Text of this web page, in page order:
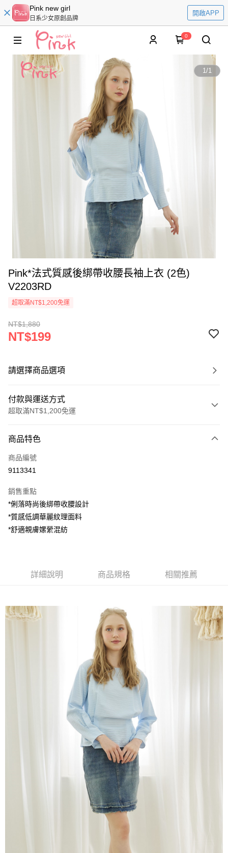
Pink new girl
日系少女原創品牌
開啟APP
0
1/1
Pink*法式質感後綁帶收腰長袖上衣 (2色)
V2203RD
超取滿NT$1,200免運
NT$1,880
NT$199
請選擇商品選項
付款與運送方式
超取滿NT$1,200免運
信用卡一次付款
超商取貨付款
Apple Pay
街口支付
相關說明
１．簡單：不需註冊會員、不需綁卡、不需儲值。
２．便利：只要手機號碼，簡訊認證，即可結帳。
３．安心：先確認商品／服務後，再付款。
【「AFTEE先享後付」結帳流程】
１．於結帳方式選擇「AFTEE先享後付」後，將跳轉至「AFTEE先享後付」
結帳頁面，進行簡訊認證並確認金額後，即可完成結帳。
２．訂單成立數日內，您將收到繳費通知簡訊。
３．收到繳費通知簡訊後14天內，點擊此簡訊中的連結，可透過四大超商／
ATM／網路銀行／等多元方式進行付款，方視為交易完成。
※ 請注意：結帳手續完成當下不需立刻繳費，但若您需要取消訂單，請聯絡
購買商品的店家。未經商家同意取消之訂單仍視為有效，需透過AFTEE先享
後付繳納相關費用。
※ 交易是否成功請以「AFTEE先享後付 」之結帳頁面顯示為準，若有關於
是否繳費成功／繳費後需取消欲退款等相關疑問，請聯繫「AFTEE先享後付
https://netprotections.freshdesk.com/support/home
１．透過由恩沛科技股份有限公司提供之「AFTEE先享後付」服務完成之交
易，需依本服務之必要範圍內提供個人資料，並將交易相關給付款項請求債
權轉讓予恩沛科技股份有限公司。
２．關於個人資料處理事宜，請瀏覽以下網址：
https://aftee.tw/terms/#terms3
３．未成年的使用者請事先徵得法定代理人或監護人之同意方可使用
「AFTEE先享後付」，若未經同意申辦者引起之損失，本公司不負相關責
４．使用「AFTEE先享後付」時，將依據個別帳號之用戶狀況，依本公司即
運送方式
每筆NT$80，滿NT$1,200(含以上)免運費
每筆NT$80，滿NT$1,200(含以上)免運費
每筆NT$80，滿NT$1,200(含以上)免運費
商品特色
商品編號
9113341
銷售重點
*俐落時尚後綁帶收腰設計
*質感低調華麗紋理面料
*舒適親膚嫘縈混紡
詳細說明 商品規格 相關推薦